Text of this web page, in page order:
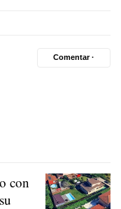
Comentar ·
con